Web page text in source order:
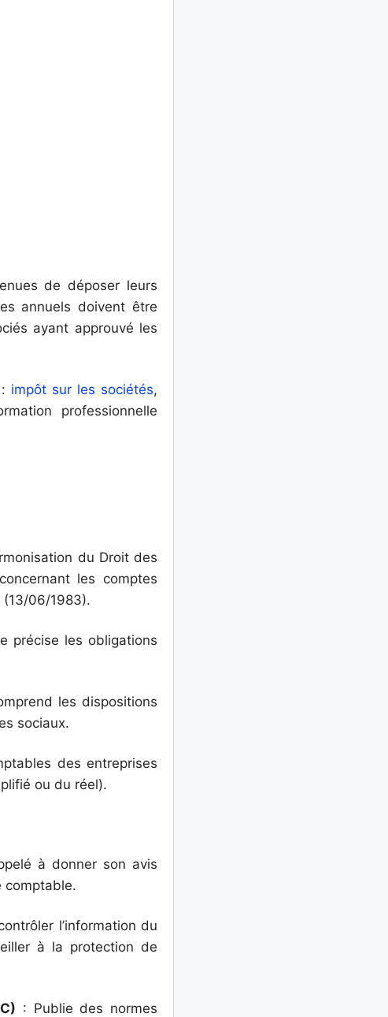
de déposer leurs
annuels doivent être
ayant approuvé les
: impôt sur les sociétés,
professionnelle
du Droit des
les comptes
(13/06/1983).
précise les obligations
les dispositions
sociaux.
des entreprises
ou du réel).
à donner son avis
comptable.
l’information du
à la protection de
: Publie des normes